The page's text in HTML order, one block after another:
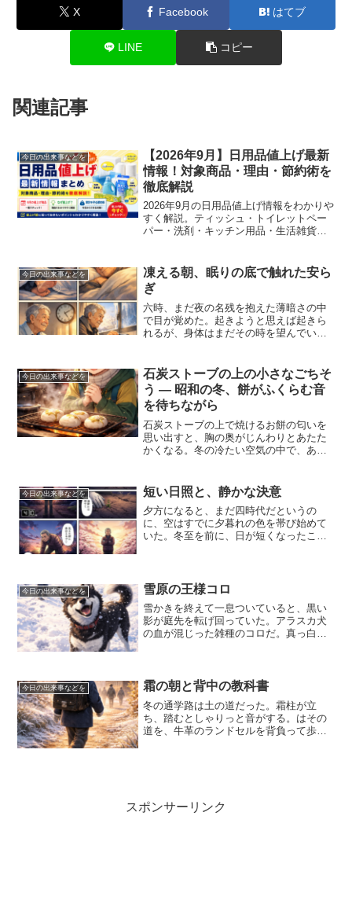
X Facebook はてブ
LINE コピー
関連記事
今日の出来事などを
【2026年9月】日用品値上げ最新
情報！対象商品・理由・節約術を
徹底解説
2026年9月の日用品値上げ情報をわかりや
すく解説。ティッシュ・トイレットペー
パー・洗剤・キッチン用品・生活雑貨な
まで詳しく紹介します。
今日の出来事などを
凍える朝、眠りの底で触れた安ら
ぎ
六時、まだ夜の名残を抱えた薄暗さの中
で目が覚めた。起きようと思えば起きら
れるが、身体はまだその時を望んでいな
いただろうが、今はその「無理」が心と
身体を少しずつ削っていた...
今日の出来事などを
石炭ストーブの上の小さなごちそ
う ― 昭和の冬、餅がふくらむ音
を待ちながら
石炭ストーブの上で焼けるお餅の匂いを
思い出すと、胸の奥がじんわりとあたた
かくなる。冬の冷たい空気の中で、あの
りじりと焼ける餅の膨らみ。あの時間
は、ただ待つだけなのに、ど...
今日の出来事などを 短い日照と、静かな決意
夕方になると、まだ四時代だというの
に、空はすでに夕暮れの色を帯び始めて
いた。冬至を前に、日が短くなったこと
が、どこか澄んでいて、冬らし...
今日の出来事などを 雪原の王様コロ
雪かきを終えて一息ついていると、黒い
影が庭先を転げ回っていた。アラスカ犬
の血が混じった雑種のコロだ。真っ白な
る。私が「寒くないのか」と...
今日の出来事などを 霜の朝と背中の教科書
冬の通学路は土の道だった。霜柱が立
ち、踏むとしゃりっと音がする。はその
道を、牛革のランドセルを背負って歩い
スポンサーリンク